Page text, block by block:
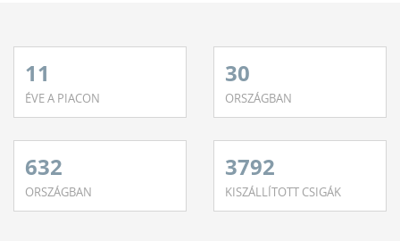
11
ÉVE A PIACON
30
ORSZÁGBAN
632
ORSZÁGBAN
3792
KISZÁLLÍTOTT CSIGÁK